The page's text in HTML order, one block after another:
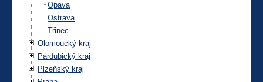
Opava
Ostrava
Třinec
Olomoucký kraj
Pardubický kraj
Plzeňský kraj